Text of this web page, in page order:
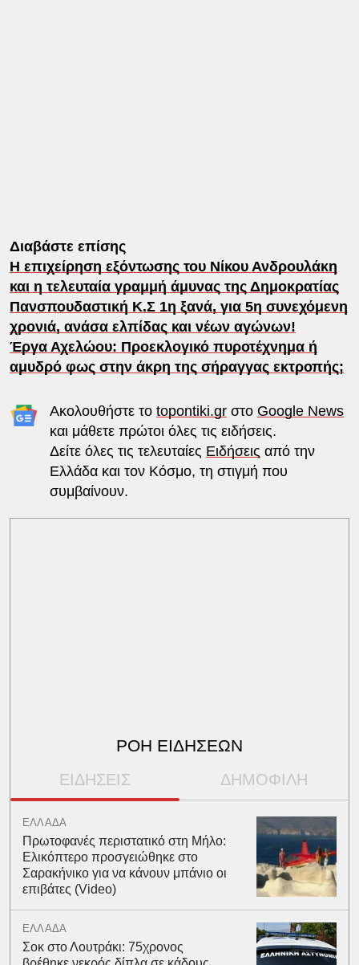
Διαβάστε επίσης
Η επιχείρηση εξόντωσης του Νίκου Ανδρουλάκη
και η τελευταία γραμμή άμυνας της Δημοκρατίας
Πανσπουδαστική Κ.Σ 1η ξανά, για 5η συνεχόμενη
χρονιά, ανάσα ελπίδας και νέων αγώνων!
Έργα Αχελώου: Προεκλογικό πυροτέχνημα ή
αμυδρό φως στην άκρη της σήραγγας εκτροπής;
Ακολουθήστε το topontiki.grστο Google News
και μάθετε πρώτοι όλες τις ειδήσεις.
Δείτε όλες τις τελευταίες Ειδήσεις από την
Ελλάδα και τον Κόσμο, τη στιγμή που
συμβαίνουν.
ΡΟΗ ΕΙΔΗΣΕΩΝ
ΕΙΔΗΣΕΙΣ ΔΗΜΟΦΙΛΗ
ΕΛΛΑΔΑ
Πρωτοφανές περιστατικό στη Μήλο:
Ελικόπτερο προσγειώθηκε στο
Σαρακήνικο για να κάνουν μπάνιο οι
επιβάτες (Video)
ΕΛΛΑΔΑ
Σοκ στο Λουτράκι: 75χρονος